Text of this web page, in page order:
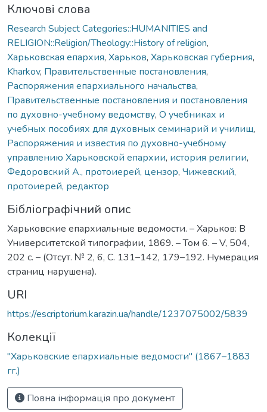
Ключові слова
Research Subject Categories::HUMANITIES and
RELIGION::Religion/Theology::History of religion,
Харьковская епархия, Харьков, Харьковская губерния,
Kharkov, Правительственные постановления,
Распоряжения епархиального начальства,
Правительственные постановления и постановления
по духовно-учебному ведомству, О учебниках и
учебных пособиях для духовных семинарий и училищ,
Распоряжения и известия по духовно-учебному
управлению Харьковской епархии, история религии,
Федоровский А., протоиерей, цензор, Чижевский,
протоиерей, редактор
Бібліографічний опис
Харьковские епархиальные ведомости. – Харьков: В
Университетской типографии, 1869. – Том 6. – V, 504,
202 с. – (Отсут. № 2, 6, С. 131–142, 179–192. Нумерация
страниц нарушена).
URI
https://escriptorium.karazin.ua/handle/1237075002/5839
Колекції
"Харьковские епархиальные ведомости" (1867–1883
гг.)
Повна інформація про документ